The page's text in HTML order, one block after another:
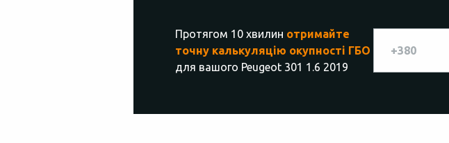
Протягом 10 хвилин отримайте
точну калькуляцію окупності ГБО
для вашого Peugeot 301 1.6 2019